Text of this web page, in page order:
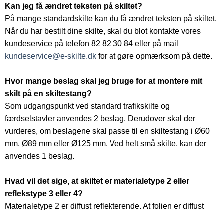
Kan jeg få ændret teksten på skiltet?
På mange standardskilte kan du få ændret teksten på skiltet.
Når du har bestilt dine skilte, skal du blot kontakte vores
kundeservice på telefon 82 82 30 84 eller på mail
kundeservice@e-skilte.dk for at gøre opmærksom på dette.
Hvor mange beslag skal jeg bruge for at montere mit
skilt på en skiltestang?
Som udgangspunkt ved standard trafikskilte og
færdselstavler anvendes 2 beslag. Derudover skal der
vurderes, om beslagene skal passe til en skiltestang i Ø60
mm, Ø89 mm eller Ø125 mm. Ved helt små skilte, kan der
anvendes 1 beslag.
Hvad vil det sige, at skiltet er materialetype 2 eller
reflekstype 3 eller 4?
Materialetype 2 er diffust reflekterende. At folien er diffust